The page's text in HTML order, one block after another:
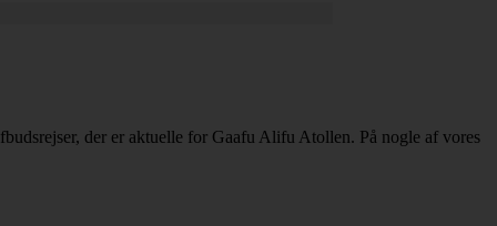
der er aktuelle for Gaafu Alifu Atollen. På nogle af vores